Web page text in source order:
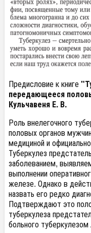
Предисловие к книге
передающееся
Кульчавеня Е. В.
Роль внелегочного
половых органов
медициной и
Туберкулез
заболеванием,
выполнении
железе. Однако в
назвать его редко
Подтверждают это
туберкулеза
больного